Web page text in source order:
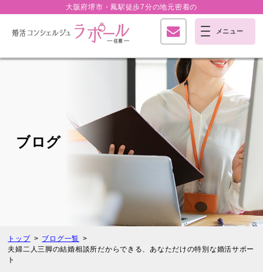
大阪府堺市・鳳駅徒歩7分の地元密着の
ブログ
トップ
ブログ一覧
夫婦二人三脚の結婚相談所だからできる、あなただけの特別な婚活サポー
ト